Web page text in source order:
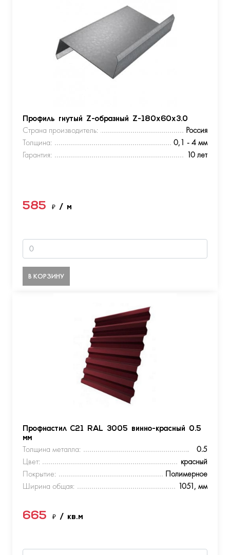
Профиль гнутый Z-образный Z-180х60х3.0
Страна производитель:
Россия
Толщина:
0,1 - 4 мм
Гарантия:
10 лет
585 ₽ / м
В КОРЗИНУ
Профнастил С21 RAL 3005 винно-красный 0.5
мм
Толщина металла:
0.5
Цвет:
красный
Покрытие:
Полимерное
Ширина общая:
1051, мм
665 ₽ / кв.м